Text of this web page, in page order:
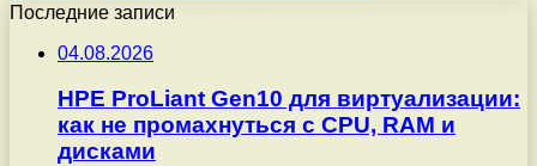
Последние записи
04.08.2026
HPE ProLiant Gen10 для виртуализации:
как не промахнуться с CPU, RAM и
дисками